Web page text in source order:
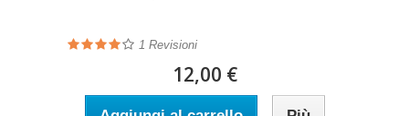
1 Revisioni
12,00 €